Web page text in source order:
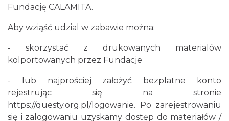
Fundację CALAMITA.
Aby wziąść udzial w zabawie można:
- skorzystać z drukowanych materialów
kolportowanych przez Fundacje
- lub najprościej założyć bezplatne konto
rejestrując się na stronie
https://questy.org.pl/logowanie. Po zarejestrowaniu
się i zalogowaniu uzyskamy dostęp do materiałów /